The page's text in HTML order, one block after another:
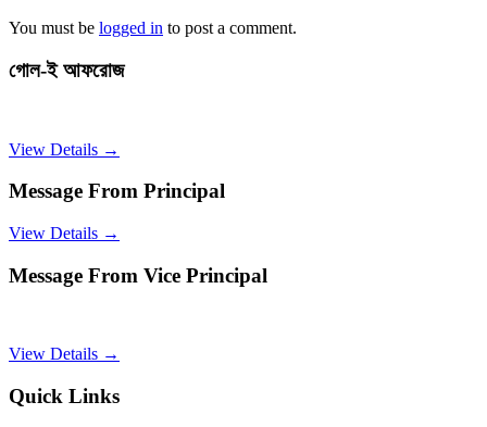
You must be logged in to post a comment.
গোল-ই আফরোজ
View Details →
Message From Principal
View Details →
Message From Vice Principal
View Details →
Quick Links